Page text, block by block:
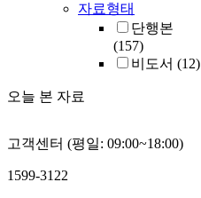
자료형태
단행본
(157)
비도서 (12)
오늘 본 자료
고객센터 (평일: 09:00~18:00)
1599-3122